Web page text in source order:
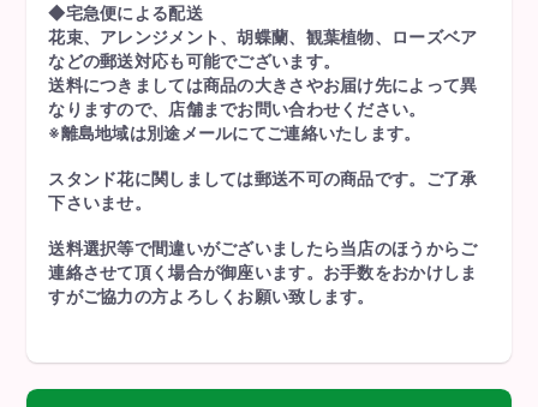
◆宅急便による配送
花束、アレンジメント、胡蝶蘭、観葉植物、ローズベア
などの郵送対応も可能でございます。
送料につきましては商品の大きさやお届け先によって異
なりますので、店舗までお問い合わせください。
※離島地域は別途メールにてご連絡いたします。
スタンド花に関しましては郵送不可の商品です。ご了承
下さいませ。
送料選択等で間違いがございましたら当店のほうからご
連絡させて頂く場合が御座います。お手数をおかけしま
すがご協力の方よろしくお願い致します。